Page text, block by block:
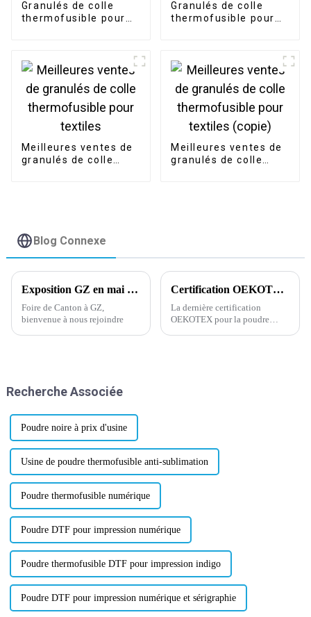
Granulés de colle
thermofusible pour
Granulés de colle
thermofusible pour
Meilleures ventes de
granulés de colle
Meilleures ventes de
granulés de colle
Blog Connexe
Exposition GZ en mai 2024
Foire de Canton à GZ,
bienvenue à nous rejoindre
Certification OEKOTEX la plus récente concernant la poudre adhésive thermofusible
La dernière certification
OEKOTEX pour la poudre
Recherche Associée
Poudre noire à prix d'usine
Usine de poudre thermofusible anti-sublimation
Poudre thermofusible numérique
Poudre DTF pour impression numérique
Poudre thermofusible DTF pour impression indigo
Poudre DTF pour impression numérique et sérigraphie